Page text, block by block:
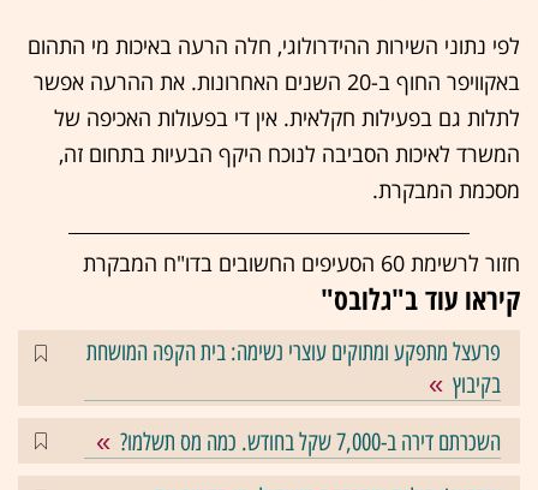
לפי נתוני השירות ההידרולוגי, חלה הרעה באיכות מי התהום
באקוויפר החוף ב-20 השנים האחרונות. את ההרעה אפשר
לתלות גם בפעילות חקלאית. אין די בפעולות האכיפה של
המשרד לאיכות הסביבה לנוכח היקף הבעיות בתחום זה,
מסכמת המבקרת.
חזור לרשימת 60 הסעיפים החשובים בדו"ח המבקרת
קיראו עוד ב"גלובס"
פרעצל מתפקע ומתוקים עוצרי נשימה: בית הקפה המושחת
בקיבוץ
השכרתם דירה ב-7,000 שקל בחודש. כמה מס תשלמו?